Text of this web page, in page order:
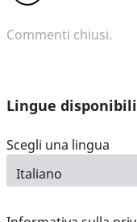
Commenti chiusi.
Lingue disponibili
Scegli una lingua